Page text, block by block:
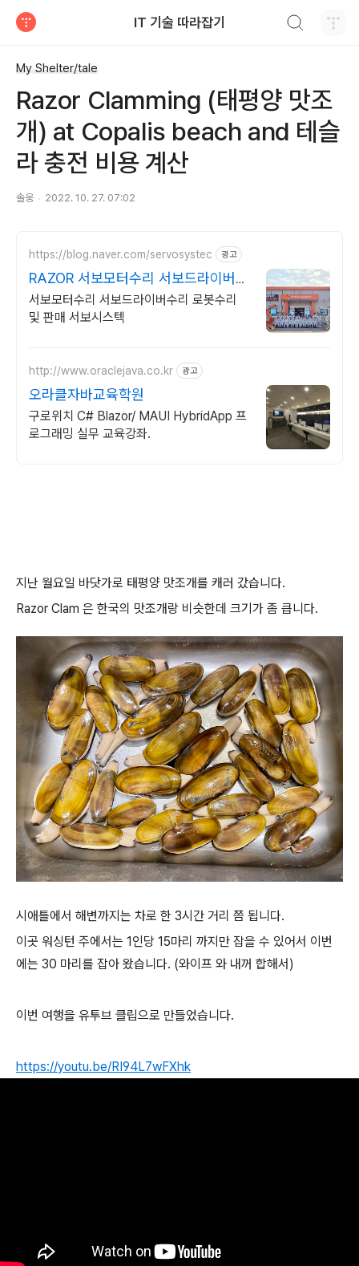
IT 기술 따라잡기
My Shelter/tale
Razor Clamming (태평양 맛조
개) at Copalis beach and 테슬
라 충전 비용 계산
솔웅 2022. 10. 27. 07:02
https://blog.naver.com/servosystec 광고
RAZOR 서보모터수리 서보드라이버수
리
서보모터수리 서보드라이버수리 로봇수리
및 판매 서보시스텍
http://www.oraclejava.co.kr 광고
오라클자바교육학원
구로위치 C# Blazor/ MAUI HybridApp 프
로그래밍 실무 교육강좌.
지난 월요일 바닷가로 태평양 맛조개를 캐러 갔습니다.
Razor Clam 은 한국의 맛조개랑 비슷한데 크기가 좀 큽니다.
시애틀에서 해변까지는 차로 한 3시간 거리 쯤 됩니다.
이곳 워싱턴 주에서는 1인당 15마리 까지만 잡을 수 있어서 이번
에는 30 마리를 잡아 왔습니다. (와이프 와 내꺼 합해서)
이번 여행을 유투브 클립으로 만들었습니다.
https://youtu.be/RI94L7wFXhk